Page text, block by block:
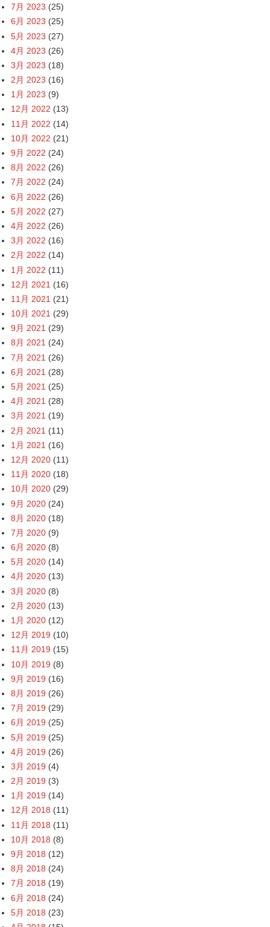
7月 2023 (25)
6月 2023 (25)
5月 2023 (27)
4月 2023 (26)
3月 2023 (18)
2月 2023 (16)
1月 2023 (9)
12月 2022 (13)
11月 2022 (14)
10月 2022 (21)
9月 2022 (24)
8月 2022 (26)
7月 2022 (24)
6月 2022 (26)
5月 2022 (27)
4月 2022 (26)
3月 2022 (16)
2月 2022 (14)
1月 2022 (11)
12月 2021 (16)
11月 2021 (21)
10月 2021 (29)
9月 2021 (29)
8月 2021 (24)
7月 2021 (26)
6月 2021 (28)
5月 2021 (25)
4月 2021 (28)
3月 2021 (19)
2月 2021 (11)
1月 2021 (16)
12月 2020 (11)
11月 2020 (18)
10月 2020 (29)
9月 2020 (24)
8月 2020 (18)
7月 2020 (9)
6月 2020 (8)
5月 2020 (14)
4月 2020 (13)
3月 2020 (8)
2月 2020 (13)
1月 2020 (12)
12月 2019 (10)
11月 2019 (15)
10月 2019 (8)
9月 2019 (16)
8月 2019 (26)
7月 2019 (29)
6月 2019 (25)
5月 2019 (25)
4月 2019 (26)
3月 2019 (4)
2月 2019 (3)
1月 2019 (14)
12月 2018 (11)
11月 2018 (11)
10月 2018 (8)
9月 2018 (12)
8月 2018 (24)
7月 2018 (19)
6月 2018 (24)
5月 2018 (23)